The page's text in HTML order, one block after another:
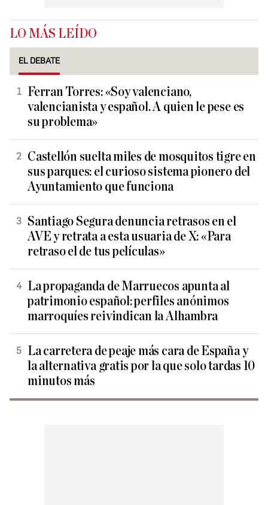
LO MÁS LEÍDO
EL DEBATE
Ferran Torres: «Soy valenciano,
valencianista y español. A quien le pese es
su problema»
Castellón suelta miles de mosquitos tigre en
sus parques: el curioso sistema pionero del
Ayuntamiento que funciona
Santiago Segura denuncia retrasos en el
AVE y retrata a esta usuaria de X: «Para
retraso el de tus películas»
La propaganda de Marruecos apunta al
patrimonio español: perfiles anónimos
marroquíes reivindican la Alhambra
La carretera de peaje más cara de España y
la alternativa gratis por la que solo tardas 10
minutos más